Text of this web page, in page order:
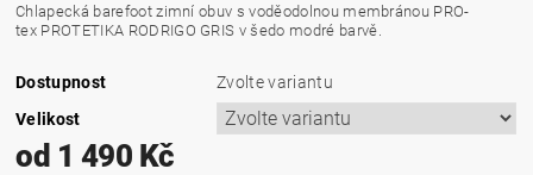
Chlapecká barefoot zimní obuv s voděodolnou membránou PRO-
tex PROTETIKA RODRIGO GRIS v šedo modré barvě.
Dostupnost
Zvolte variantu
Velikost
od 1 490 Kč